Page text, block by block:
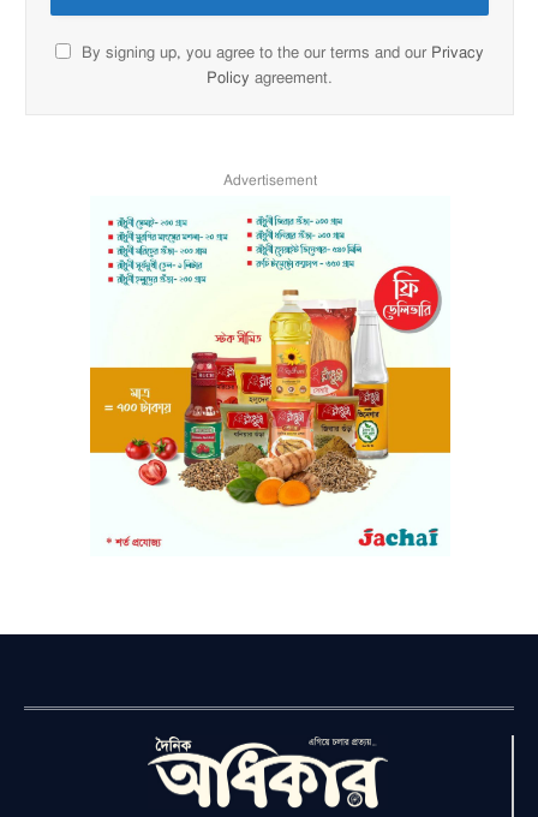
By signing up, you agree to the our terms and our Privacy
Policy agreement.
Advertisement